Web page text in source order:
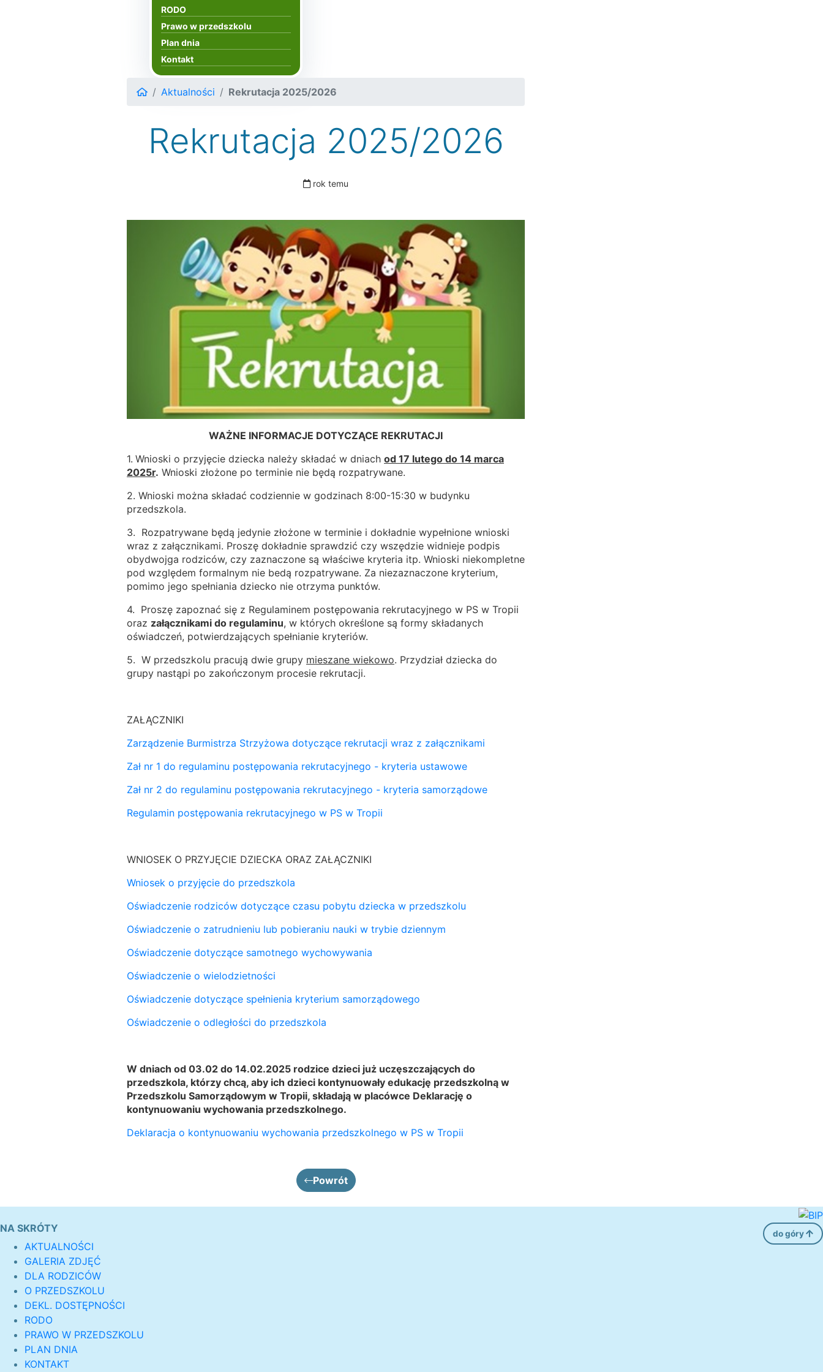
RODO
Prawo w przedszkolu
Plan dnia
Kontakt
Aktualności Rekrutacja 2025/2026
Rekrutacja 2025/2026
rok temu
WAŻNE INFORMACJE DOTYCZĄCE REKRUTACJI
1. Wnioski o przyjęcie dziecka należy składać w dniach od 17 lutego do 14 marca
2025r. Wnioski złożone po terminie nie będą rozpatrywane.
2. Wnioski można składać codziennie w godzinach 8:00-15:30 w budynku
przedszkola.
3. Rozpatrywane będą jedynie złożone w terminie i dokładnie wypełnione wnioski
wraz z załącznikami. Proszę dokładnie sprawdzić czy wszędzie widnieje podpis
obydwojga rodziców, czy zaznaczone są właściwe kryteria itp. Wnioski niekompletne
pod względem formalnym nie bedą rozpatrywane. Za niezaznaczone kryterium,
pomimo jego spełniania dziecko nie otrzyma punktów.
4. Proszę zapoznać się z Regulaminem postępowania rekrutacyjnego w PS w Tropii
oraz załącznikami do regulaminu, w których określone są formy składanych
oświadczeń, potwierdzających spełnianie kryteriów.
5. W przedszkolu pracują dwie grupy mieszane wiekowo. Przydział dziecka do
grupy nastąpi po zakończonym procesie rekrutacji.
ZAŁĄCZNIKI
Zarządzenie Burmistrza Strzyżowa dotyczące rekrutacji wraz z załącznikami
Zał nr 1 do regulaminu postępowania rekrutacyjnego - kryteria ustawowe
Zał nr 2 do regulaminu postępowania rekrutacyjnego - kryteria samorządowe
Regulamin postępowania rekrutacyjnego w PS w Tropii
WNIOSEK O PRZYJĘCIE DZIECKA ORAZ ZAŁĄCZNIKI
Wniosek o przyjęcie do przedszkola
Oświadczenie rodziców dotyczące czasu pobytu dziecka w przedszkolu
Oświadczenie o zatrudnieniu lub pobieraniu nauki w trybie dziennym
Oświadczenie dotyczące samotnego wychowywania
Oświadczenie o wielodzietności
Oświadczenie dotyczące spełnienia kryterium samorządowego
Oświadczenie o odległości do przedszkola
W dniach od 03.02 do 14.02.2025 rodzice dzieci już uczęszczających do
przedszkola, którzy chcą, aby ich dzieci kontynuowały edukację przedszkolną w
Przedszkolu Samorządowym w Tropii, składają w placówce Deklarację o
kontynuowaniu wychowania przedszkolnego.
Deklaracja o kontynuowaniu wychowania przedszkolnego w PS w Tropii
Powrót
NA SKRÓTY do góry
AKTUALNOŚCI
GALERIA ZDJĘĆ
DLA RODZICÓW
O PRZEDSZKOLU
DEKL. DOSTĘPNOŚCI
RODO
PRAWO W PRZEDSZKOLU
PLAN DNIA
KONTAKT